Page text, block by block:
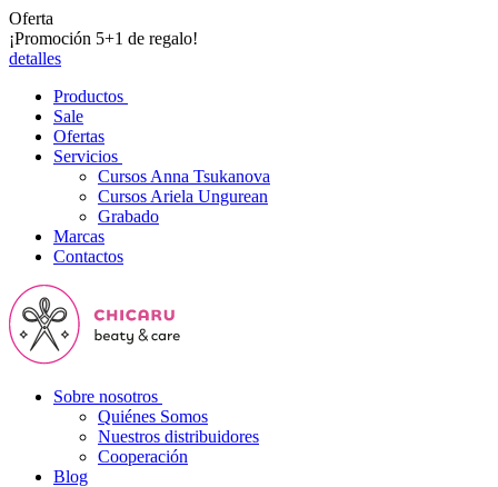
Oferta
¡Promoción 5+1 de regalo!
detalles
Productos
Sale
Ofertas
Servicios
Cursos Anna Tsukanova
Cursos Ariela Ungurean
Grabado
Marcas
Contactos
Sobre nosotros
Quiénes Somos
Nuestros distribuidores
Cooperación
Blog